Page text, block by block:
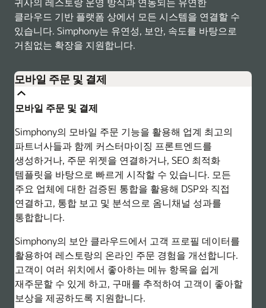
클라우드 기반 플랫폼 상에서 모든 시스템을 연결할 수
있습니다. Simphony는 유연성, 보안, 속도를 바탕으로
거침없는 확장을 지원합니다.
모바일 주문 및 결제
모바일 주문 및 결제
Simphony의 모바일 주문 기능을 활용해 업계 최고의
파트너사들과 함께 커스터마이징 프론트엔드를
생성하거나, 주문 위젯을 연결하거나, SEO 최적화
템플릿을 바탕으로 빠르게 시작할 수 있습니다. 모든
주요 업체에 대한 검증된 통합을 활용해 DSP와 직접
연결하고, 통합 보고 및 분석으로 옴니채널 성과를
통합합니다.
Simphony의 보안 클라우드에서 고객 프로필 데이터를
활용하여 레스토랑의 온라인 주문 경험을 개선합니다.
고객이 여러 위치에서 좋아하는 메뉴 항목을 쉽게
재주문할 수 있게 하고, 구매를 추적하여 고객이 좋아할
보상을 제공하도록 지원합니다.